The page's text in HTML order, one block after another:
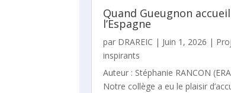
Quand Gueugnon
l’Espagne
par DRAREIC | Juin 1, 2026 |
inspirants
Auteur : Stéphanie RANCON
Notre collège a eu le plaisir